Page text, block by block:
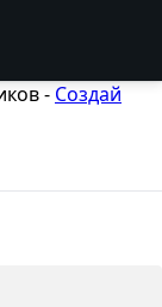
- Создай